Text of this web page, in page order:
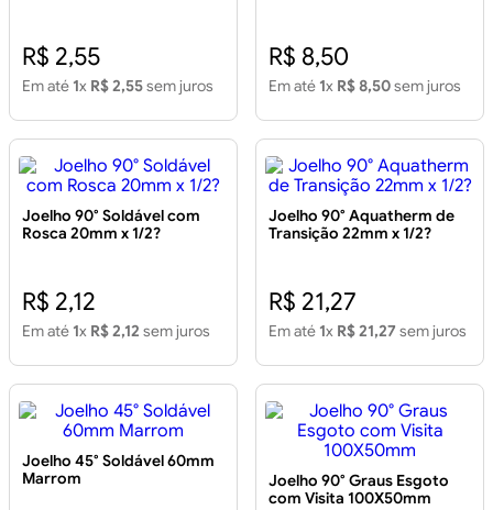
R$ 2,55
Em até 1x R$ 2,55sem juros
R$ 8,50
Em até 1x R$ 8,50sem juros
Joelho 90° Soldável com
Rosca 20mm x 1/2?
R$ 2,12
Em até 1x R$ 2,12 sem juros
Joelho 90° Aquatherm de
Transição 22mm x 1/2?
R$ 21,27
Em até 1x R$ 21,27 sem juros
Joelho 45° Soldável 60mm
Marrom
Joelho 90° Graus Esgoto
com Visita 100X50mm